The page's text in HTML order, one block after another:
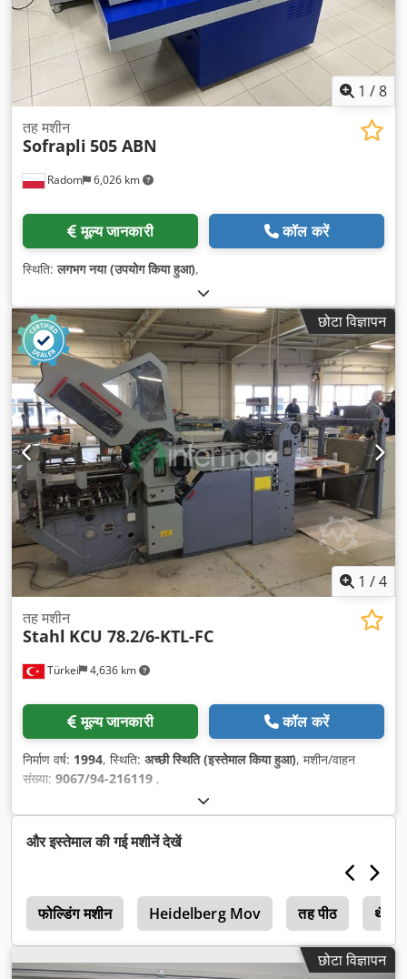
1 /8
Radom 6,026 km
तह मशीन
Sofrapli 505 ABN
मूल्य जानकारी कॉल करें
स्थिति:लगभग नया (उपयोग किया हुआ),
छोटा विज्ञापन
1 /4
Türkei 4,636 km
तह मशीन
Stahl KCU 78.2/6-KTL-FC
मूल्य जानकारी कॉल करें
निर्माण वर्ष: 1994, स्थिति: अच्छी स्थिति (इस्तेमाल किया हुआ), मशीन/वाहन
संख्या: 9067/94-216119 ,
और इस्तेमाल की गई मशीनें देखें
फोल्डिंग मशीन Heidelberg Mov तह पीठ थैला
छोटा विज्ञापन